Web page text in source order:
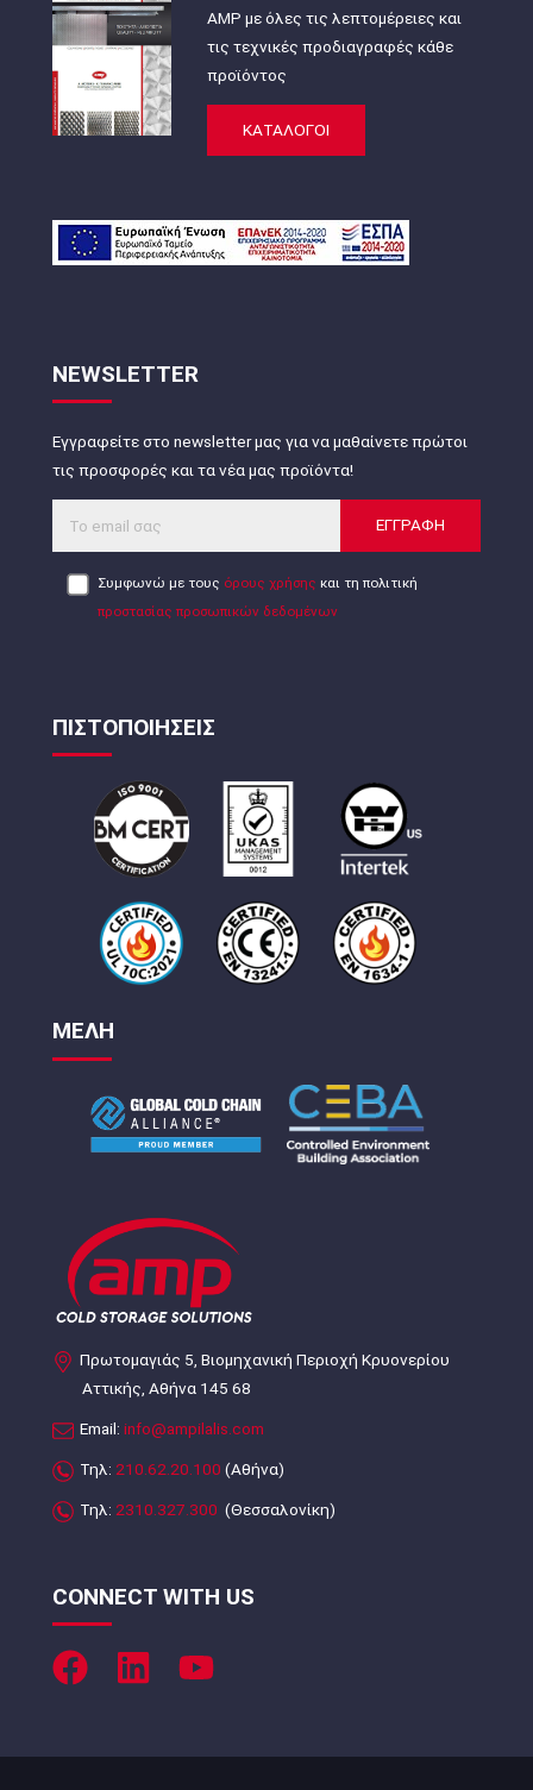
AMP με όλες τις λεπτομέρειες και
τις τεχνικές προδιαγραφές κάθε
προϊόντος
ΚΑΤΑΛΟΓΟΙ
NEWSLETTER
Εγγραφείτε στο newsletter μας για να μαθαίνετε πρώτοι
τις προσφορές και τα νέα μας προϊόντα!
ΕΓΓΡΑΦΗ
Συμφωνώ με τους όρους χρήσης και τη πολιτική
προστασίας προσωπικών δεδομένων
ΠΙΣΤΟΠΟΙΗΣΕΙΣ
ΜΕΛΗ
Πρωτομαγιάς 5, Βιομηχανική Περιοχή Κρυονερίου
Αττικής, Αθήνα 145 68
Email: info@ampilalis.com
Τηλ: 210.62.20.100 (Αθήνα)
Τηλ: 2310.327.300 (Θεσσαλονίκη)
CONNECT WITH US